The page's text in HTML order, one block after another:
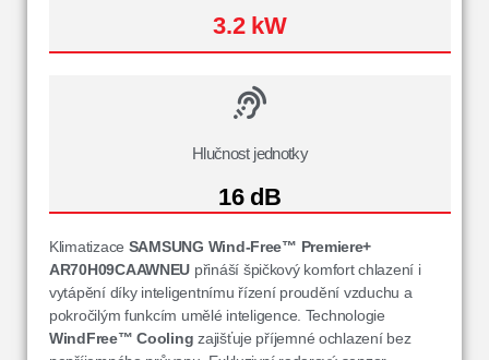
3.2 kW
Hlučnost jednotky
16 dB
Klimatizace SAMSUNG Wind-Free™ Premiere+
AR70H09CAAWNEU přináší špičkový komfort chlazení i
vytápění díky inteligentnímu řízení proudění vzduchu a
pokročilým funkcím umělé inteligence. Technologie
WindFree™ Cooling zajišťuje příjemné ochlazení bez